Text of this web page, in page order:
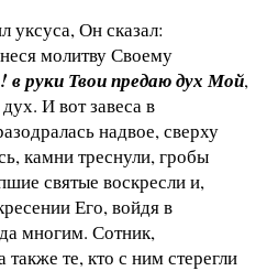
уксуса, Он сказал:
молитву Своему
руки Твои предаю дух Мой,
И вот завеса в
надвое, сверху
камни треснули, гробы
святые воскресли и,
Его, войдя в
многим. Сотник,
те, кто с ним стерегли